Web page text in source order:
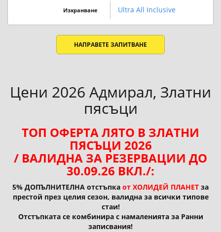
Изхранване Ultra All Inclusive
НАПРАВЕТЕ ЗАПИТВАНЕ
Цени 2026 Адмирал, Златни
пясъци
ТОП ОФЕРТА ЛЯТО В ЗЛАТНИ
ПЯСЪЦИ 2026
/ ВАЛИДНА ЗА РЕЗЕРВАЦИИ ДО
30.09.26 ВКЛ./:
5% ДОПЪЛНИТЕЛНА отстъпка от ХОЛИДЕЙ ПЛАНЕТ за
престой през целия сезон, валидна за всички типове
стаи!
Отстъпката се комбинира с намаленията за Ранни
записвания!